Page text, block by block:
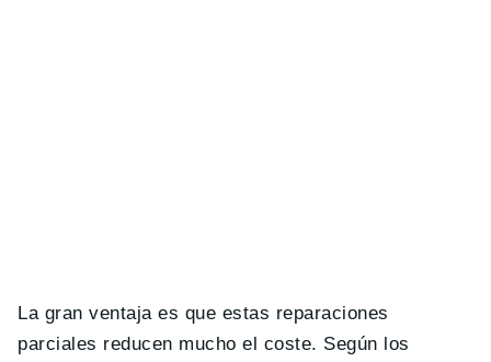
La gran ventaja es que estas reparaciones
parciales reducen mucho el coste. Según los